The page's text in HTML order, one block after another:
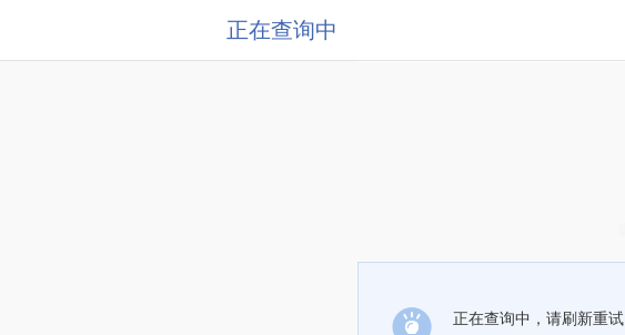
正在查询中
正在查询中，请刷新重试